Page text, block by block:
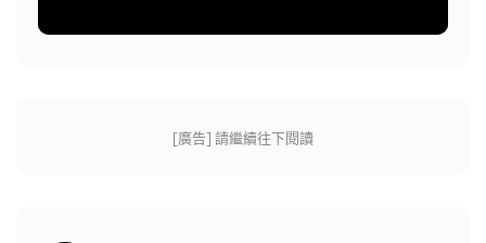
[廣告] 請繼續往下閱讀